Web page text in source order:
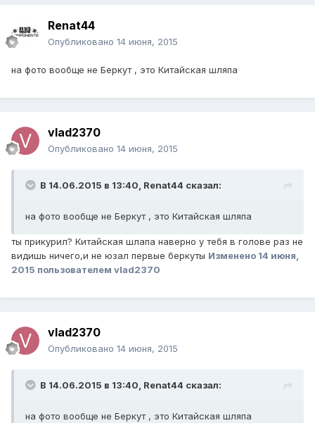
Renat44
Опубликовано 14 июня, 2015
на фото вообще не Беркут , это Китайская шляпа
vlad2370
Опубликовано 14 июня, 2015
В 14.06.2015 в 13:40, Renat44 сказал:
на фото вообще не Беркут , это Китайская шляпа
ты прикурил? Китайская шлапа наверно у тебя в голове раз не
видишь ничего,и не юзал первые беркуты Изменено 14 июня,
2015 пользователем vlad2370
vlad2370
Опубликовано 14 июня, 2015
В 14.06.2015 в 13:40, Renat44 сказал:
на фото вообще не Беркут , это Китайская шляпа